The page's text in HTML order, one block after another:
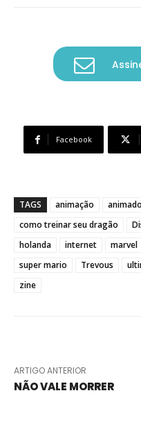
Facebook
TAGS animação
como treinar seu dragão
holanda
internet marvel
super mario
Trevous
zine
ARTIGO ANTERIOR
NÃO VALE MORRER